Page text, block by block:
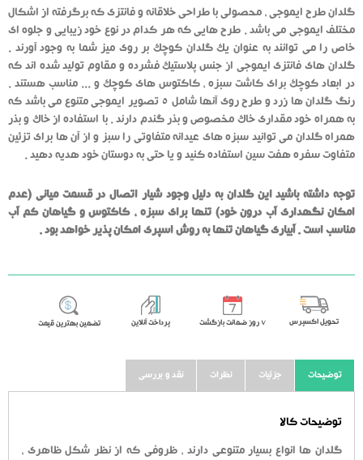
رای
دهنده
گلدان طرح ایموجی ، محصولی با طراحی خلاقانه و فانتزی که برگرفته از اشکال
مختلف ایموجی می باشد . طرح هایی که هر کدام در نوع خود زیبایی و جلوه ای
خاص را می توانند به عنوان یک گلدان کوچک بر روی میز شما به وجود آورند .
گلدان های فانتزی ایموجی از جنس پلاستیک فشرده و مقاوم تولید شده اند که
در ابعاد کوچک برای کاشت سبزه ، کاکتوس های کوچک و ... مناسب هستند .
رنگ گلدان ها زرد و طرح روی آنها شامل 5 تصویر ایموجی متنوع می باشد که
به همراه خود مقداری خاک مخصوص و بذر گندم دارند . با استفاده از خاک و بذر
همراه گلدان می توانید سبزه های عیدانه متفاوتی را سبز و از آن ها برای تزئین
متفاوت سفره هفت سین استفاده کنید و یا حتی به دوستان خود هدیه دهید .
توجه داشته باشید این گلدان به دلیل وجود شیار اتصال در قسمت میانی (عدم
امکان نگهداری آب درون خود) تنها برای سبزه ، کاکتوس و گیاهان کم آب
مناسب است . آبیاری گیاهان تنها به روش اسپری امکان پذیر خواهد بود .
تحویل اکسپرس ٧ روز ضمانت بازگشت پرداخت آنلاین تضمین بهترین قیمت
توضیحات جزئیات نظرات نقد و بررسی
توضیحات کالا
گلدان ها انواع بسیار متنوعی دارند ، ظروفی که از نظر شکل ظاهری ،